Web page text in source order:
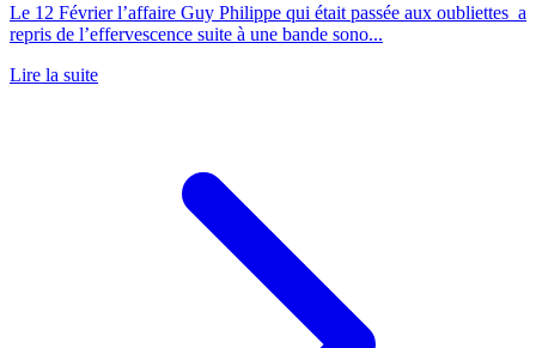
Le 12 Février l’affaire Guy Philippe qui était passée aux oubliettes a
repris de l’effervescence suite à une bande sono...
Lire la suite